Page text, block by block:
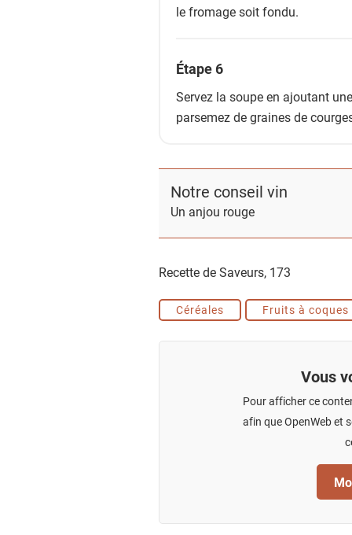
le fromage soit fondu.
Étape 6
Servez la soupe en ajoutant
parsemez de graines de
Notre conseil vin
Un anjou rouge
Recette de Saveurs, 173
Céréales Fruits à coques
Vous
Pour afficher ce
afin que OpenWeb et